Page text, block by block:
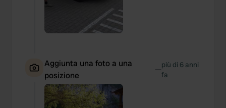
Aggiunta una foto a una
posizione
—più di 6 anni
fa